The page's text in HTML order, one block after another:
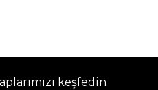
keşfedin